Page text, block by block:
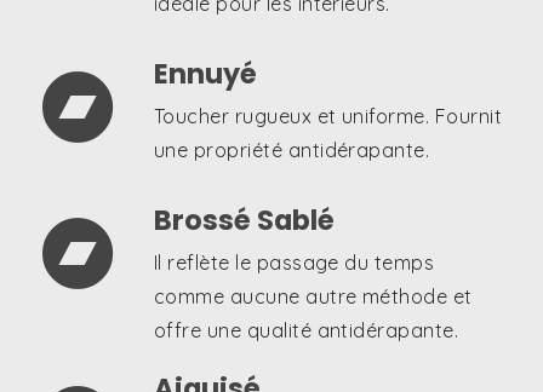
Ennuyé
Toucher rugueux et uniforme. Fournit
une propriété antidérapante.
Brossé Sablé
Il reflète le passage du temps
comme aucune autre méthode et
offre une qualité antidérapante.
Aiguisé
La surface est travaillée pour donner